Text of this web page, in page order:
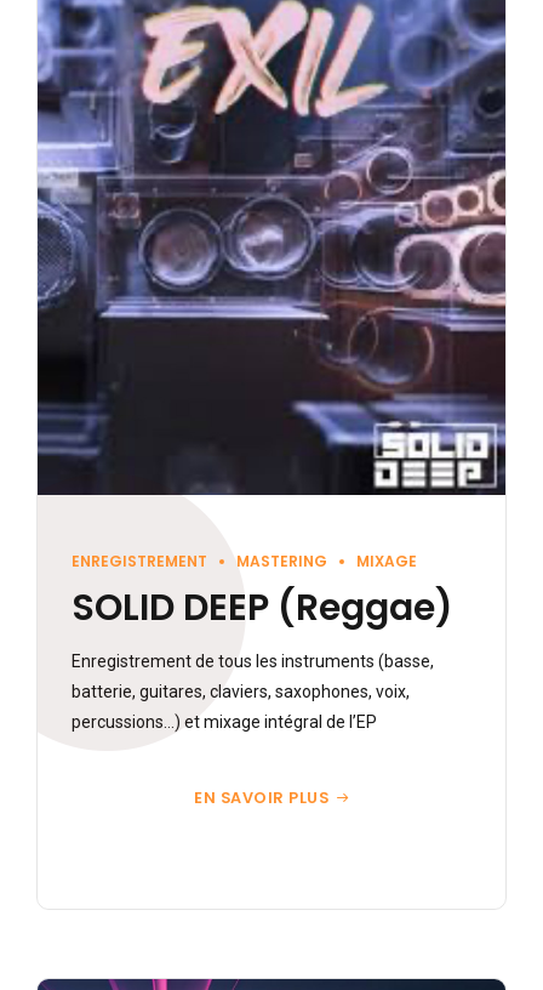
ENREGISTREMENT MASTERING MIXAGE
SOLID DEEP (Reggae)
Enregistrement de tous les instruments (basse,
batterie, guitares, claviers, saxophones, voix,
percussions…) et mixage intégral de l’EP
EN SAVOIR PLUS